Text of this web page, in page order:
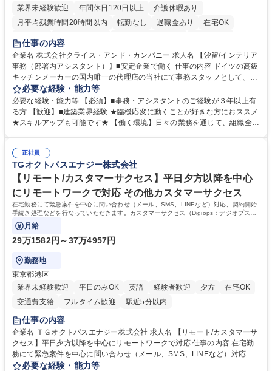
業界未経験歓迎
年間休日120日以上
介護休暇あり
月平均残業時間20時間以内
転勤なし 退職金あり
在宅OK
育休あり
完全週休2日制
駅近5分以内
土日祝休み
仕事の内容
企業名 株式会社クライス・アンド・カンパニー 求人名 【汐留/インテリア
事務（部署内アシスタント）】■安定企業で働く 仕事の内容 ドイツの高級
キッチンメーカーの国内唯一の代理店の当社にて事務スタッフとして、部
署内の事務業務全般をお任せいたします。 裁量を持って働いていただける
ため、スキルアップも可能です。 【部署内の事務業務全般】 ■サンプルの
仕分け・整理 ■電話応対 ■書類作成（会議資料、お客様宛請求書、支払書
類を取りまとめて経理へ提出等） ■ショールームアテンド・運営・予約業
インテリア事務（部署内アシスタント）】■安定企業で働く
必要な経験・能力等
必要な経験・能力等 【必須】■事務・アシスタントのご経験が３年以上有
る方 【歓迎】■建築業界経験 ★臨機応変に動くことが好きな方におススメ
★スキルアップも可能です★ 【働く環境】日々の業務を通じて、組織全体
ームとの協力や新しいアイデアを活かす場もあり、やりがいを感じながら
働けます。 【歓迎】 ■インテリアの業界のご経験が有る方■PCの作業に慣
れている方 学歴・資格 学歴：大学院 大学 高専 短大 専修学校 語学力： 資
格：
正社員
TGオクトパスエナジー株式会社
【リモート/カスタマーサクセス】平日夕方以降を中心
にリモートワークで対応 その他カスタマーサクセス
在宅勤務にて緊急案件を中心に問い合わせ（メール、SMS、LINEなど）対応、契約開始
手続き処理などを行なっていただきます。カスタマーサクセス（Digiops：デジオプス）
と運用構築の業務となります。
月給
29万1582円～37万4957円
勤務地
東京都港区
業界未経験歓迎
平日のみOK 英語 経験者歓迎 夕方
在宅OK
交通費支給
フルタイム歓迎 駅近5分以内
仕事の内容
企業名 ＴＧオクトパスエナジー株式会社 求人名 【リモート/カスタマーサ
クセス】平日夕方以降を中心にリモートワークで対応 仕事の内容 在宅勤
務にて緊急案件を中心に問い合わせ（メール、SMS、LINEなど）対応、
契約開始手続き処理などを行なっていただきます。カスタマーサクセス
必要な経験・能力等